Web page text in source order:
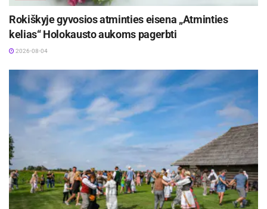
Rokiškyje gyvosios atminties eisena „Atminties
kelias“ Holokausto aukoms pagerbti
2026-08-04